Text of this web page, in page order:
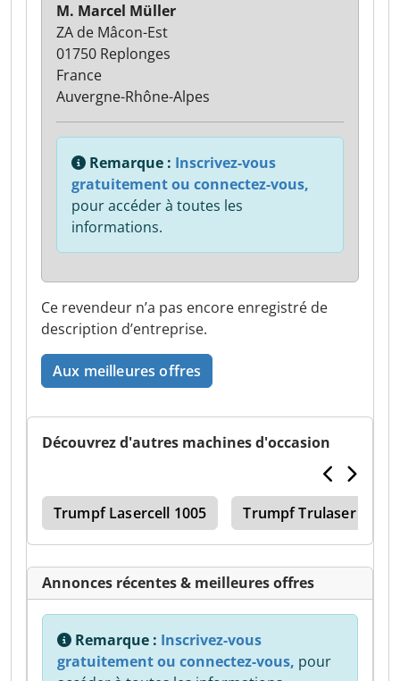
Ce revendeur n’a pas encore enregistré de
description d’entreprise.
Aux meilleures offres
M. Marcel Müller
ZA de Mâcon-Est
01750 Replonges
France
Auvergne-Rhône-Alpes
Remarque : Inscrivez-vous
gratuitement ou connectez-vous,
pour accéder à toutes les
informations.
Découvrez d'autres machines d'occasion
Trumpf Lasercell 1005 Trumpf Trulaser Cell
Annonces récentes & meilleures offres
Remarque : Inscrivez-vous
gratuitement ou connectez-vous, pour